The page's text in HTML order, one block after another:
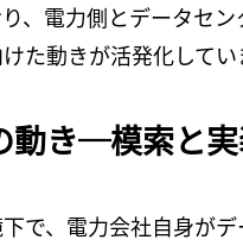
、電力側とデータセ
た動きが活発化してい
動き─模索と
で、電力会社自身が